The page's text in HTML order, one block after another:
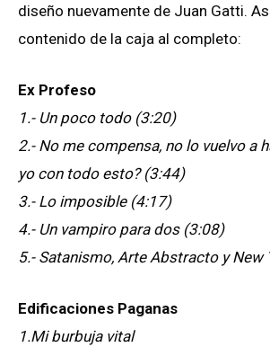
diseño nuevamente de Juan Gatti.
contenido de la caja al completo:
Ex Profeso
1.- Un poco todo (3:20)
2.- No me compensa, no lo vuelvo a
yo con todo esto? (3:44)
3.- Lo imposible (4:17)
4.- Un vampiro para dos (3:08)
5.- Satanismo, Arte Abstracto y New
Edificaciones Paganas
1.Mi burbuja vital